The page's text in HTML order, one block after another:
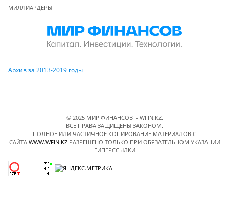
МИЛЛИАРДЕРЫ
Архив за 2013-2019 годы
© 2025 МИР ФИНАНСОВ - WFIN.KZ.
ВСЕ ПРАВА ЗАЩИЩЕНЫ ЗАКОНОМ.
ПОЛНОЕ ИЛИ ЧАСТИЧНОЕ КОПИРОВАНИЕ МАТЕРИАЛОВ C
САЙТА WWW.WFIN.KZРАЗРЕШЕНО ТОЛЬКО ПРИ ОБЯЗАТЕЛЬНОМ УКАЗАНИИ
ГИПЕРССЫЛКИ